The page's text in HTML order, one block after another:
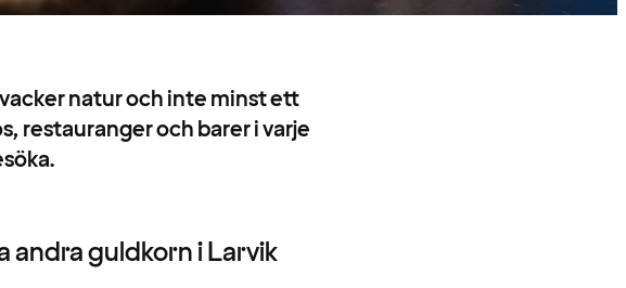
natur och inte minst ett
restauranger och barer i varje
andra guldkorn i Larvik